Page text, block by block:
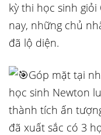
kỳ thi học sinh
nay, những chủ
đã lộ diện.
Góp mặt tại
học sinh Newton
thành tích ấn
đã xuất sắc có 3